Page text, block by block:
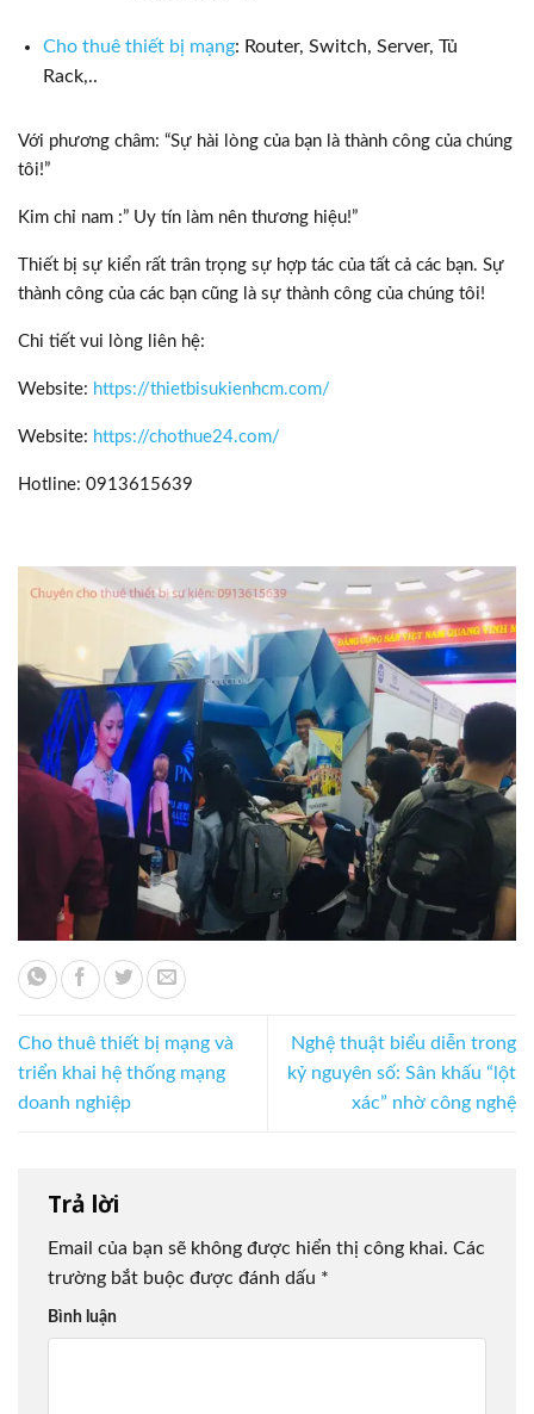
Cho thuê thiết bị mạng: Router, Switch, Server, Tủ
Rack,..
Với phương châm: “Sự hài lòng của bạn là thành công của chúng
tôi!”
Kim chỉ nam :” Uy tín làm nên thương hiệu!”
Thiết bị sự kiển rất trân trọng sự hợp tác của tất cả các bạn. Sự
thành công của các bạn cũng là sự thành công của chúng tôi!
Chi tiết vui lòng liên hệ:
Website: https://thietbisukienhcm.com/
Website: https://chothue24.com/
Hotline: 0913615639
Cho thuê thiết bị mạng và
triển khai hệ thống mạng
doanh nghiệp
Nghệ thuật biểu diễn trong
kỷ nguyên số: Sân khấu “lột
xác” nhờ công nghệ
Trả lời
Email của bạn sẽ không được hiển thị công khai. Các
trường bắt buộc được đánh dấu *
Bình luận